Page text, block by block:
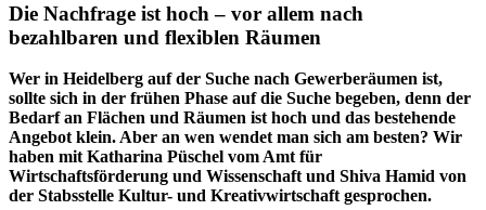
Die Nachfrage ist hoch – vor allem nach
bezahlbaren und flexiblen Räumen
Wer in Heidelberg auf der Suche nach Gewerberäumen ist,
sollte sich in der frühen Phase auf die Suche begeben, denn der
Bedarf an Flächen und Räumen ist hoch und das bestehende
Angebot klein. Aber an wen wendet man sich am besten? Wir
haben mit Katharina Püschel vom Amt für
Wirtschaftsförderung und Wissenschaft und Shiva Hamid von
der Stabsstelle Kultur- und Kreativwirtschaft gesprochen.